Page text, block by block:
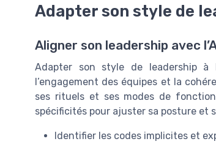
Adapter son style de
Aligner son leadership avec
Adapter son style de leadership
l’engagement des équipes et la
ses rituels et ses modes de
spécificités pour ajuster sa posture et
Identifier les codes implicites et